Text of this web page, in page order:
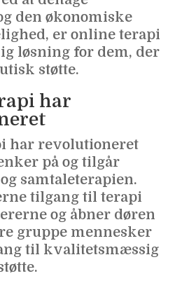
den økonomiske
er online terapi
løsning for dem, der
støtte.
har
har revolutioneret
på og tilgår
samtaleterapien.
tilgang til terapi
og åbner døren
gruppe mennesker
til kvalitetsmæssig